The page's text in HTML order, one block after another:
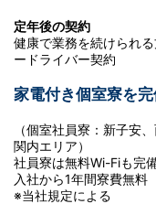
定年後の契約
健康で業務を続けられ
ードライバー契約
家電付き個室寮を
（個室社員寮：新子安
関内エリア）
社員寮は無料Wi-Fiも完
入社から1年間寮費無料
※当社規定による